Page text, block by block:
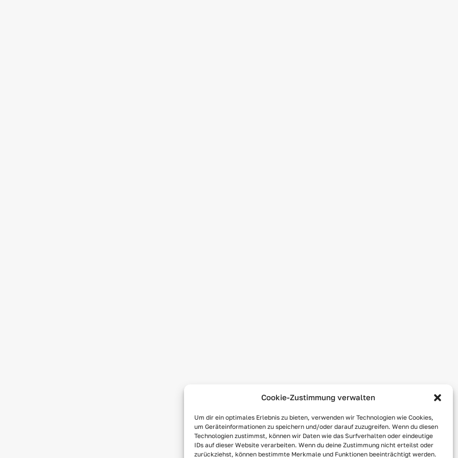
Cookie-Zustimmung verwalten
Um dir ein optimales Erlebnis zu bieten, verwenden wir Technologien wie Cookies,
um Geräteinformationen zu speichern und/oder darauf zuzugreifen. Wenn du diesen
Technologien zustimmst, können wir Daten wie das Surfverhalten oder eindeutige
IDs auf dieser Website verarbeiten. Wenn du deine Zustimmung nicht erteilst oder
zurückziehst, können bestimmte Merkmale und Funktionen beeinträchtigt werden.